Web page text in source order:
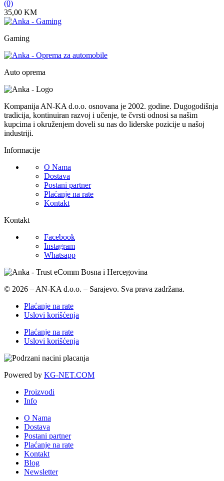
(0)
35,00 KM
Gaming
Auto oprema
Kompanija AN-KA d.o.o. osnovana je 2002. godine. Dugogodišnja
tradicija, kontinuiran razvoj i učenje, te čvrsti odnosi sa našim
kupcima i okruženjem doveli su nas do liderske pozicije u našoj
industriji.
Informacije
O Nama
Dostava
Postani partner
Plaćanje na rate
Kontakt
Kontakt
Facebook
Instagram
Whatsapp
© 2026 – AN-KA d.o.o. – Sarajevo. Sva prava zadržana.
Plaćanje na rate
Uslovi korišćenja
Plaćanje na rate
Uslovi korišćenja
Powered by KG-NET.COM
Proizvodi
Info
O Nama
Dostava
Postani partner
Plaćanje na rate
Kontakt
Blog
Newsletter